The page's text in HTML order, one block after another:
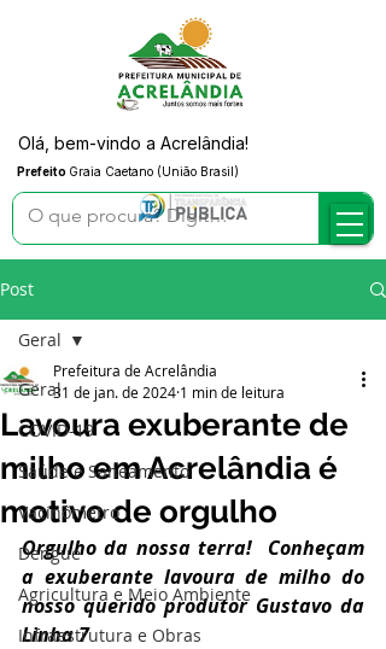
Prefeito Graia Caetano (União Brasil)
Olá, bem-vindo a Acrelândia!
Post
Geral
COVID-19
Saúde e Saneamento
Vacinômetro
Dengue
Agricultura e Meio Ambiente
Infraestrutura e Obras
Geral
Lavoura exuberante de
milho em Acrelândia é
motivo de orgulho
Prefeitura de Acrelândia
31 de jan. de 2024 1 min de leitura
Orgulho da nossa terra!  Conheçam
a exuberante lavoura de milho do
nosso querido produtor Gustavo da
Linha 7